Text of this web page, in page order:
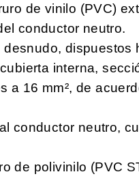
de vinilo (PVC)
conductor neutro.
desnudo, dispuestos
interna,
a 16 mm², de
conductor neutro,
de polivinilo (PVC